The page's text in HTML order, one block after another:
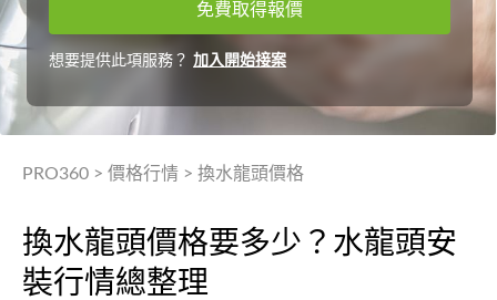
免費取得報價
想要提供此項服務？加入開始接案
PRO360 > 價格行情 > 換水龍頭價格
換水龍頭價格要多少？水龍頭安
裝行情總整理